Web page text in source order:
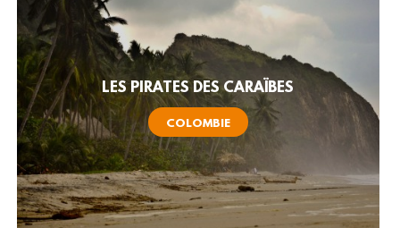
LES PIRATES DES CARAÏBES
COLOMBIE